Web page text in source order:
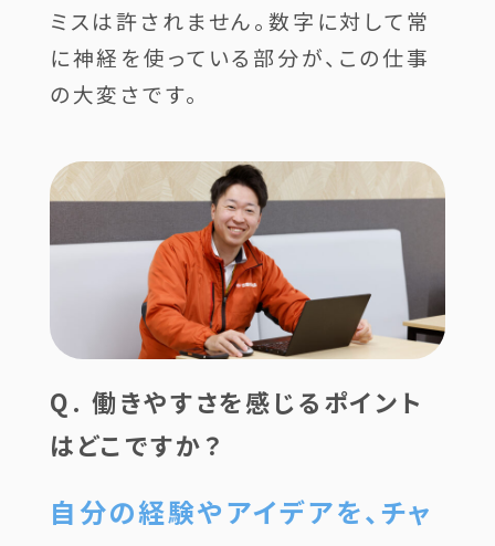
ミスは許されません。数字に対して常
に神経を使っている部分が、この仕事
の大変さです。
Q. 働きやすさを感じるポイント
はどこですか？
自分の経験やアイデアを、チャ